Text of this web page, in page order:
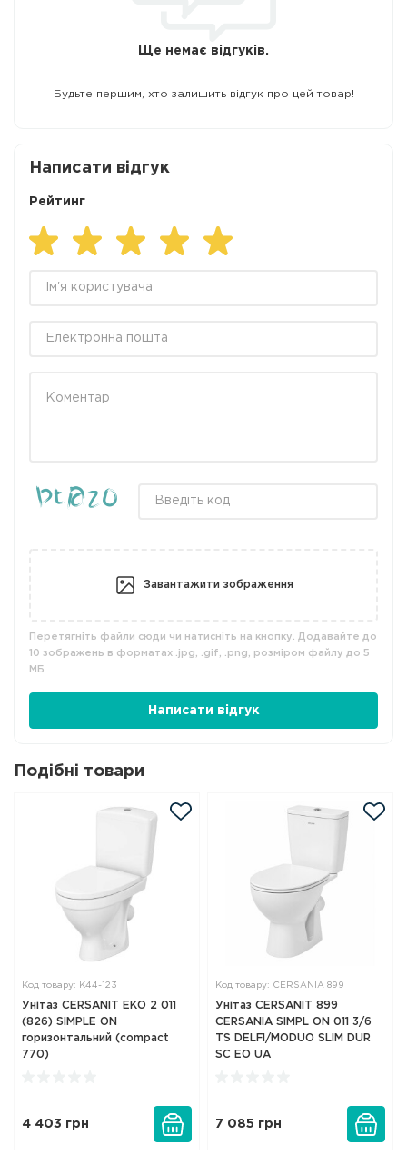
Ще немає відгуків.
Будьте першим, хто залишить відгук про цей товар!
Написати відгук
Рейтинг
Завантажити зображення
Перетягніть файли сюди чи натисніть на кнопку. Додавайте до
10 зображень в форматах .jpg, .gif, .png, розміром файлу до 5
МБ
Написати відгук
Подібні товари
Код товару: K44-123
Унітаз CERSANIT ЕКО 2 011
(826) SIMPLE ON
горизонтальний (compact
770)
4 403 грн
Код товару: CERSANIA 899
Унітаз CERSANIT 899
CERSANIA SIMPL ON 011 3/6
TS DELFI/MODUO SLIM DUR
SC EO UA
7 085 грн